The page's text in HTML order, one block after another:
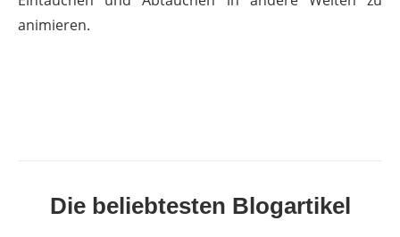
animieren.
Die beliebtesten Blogartikel